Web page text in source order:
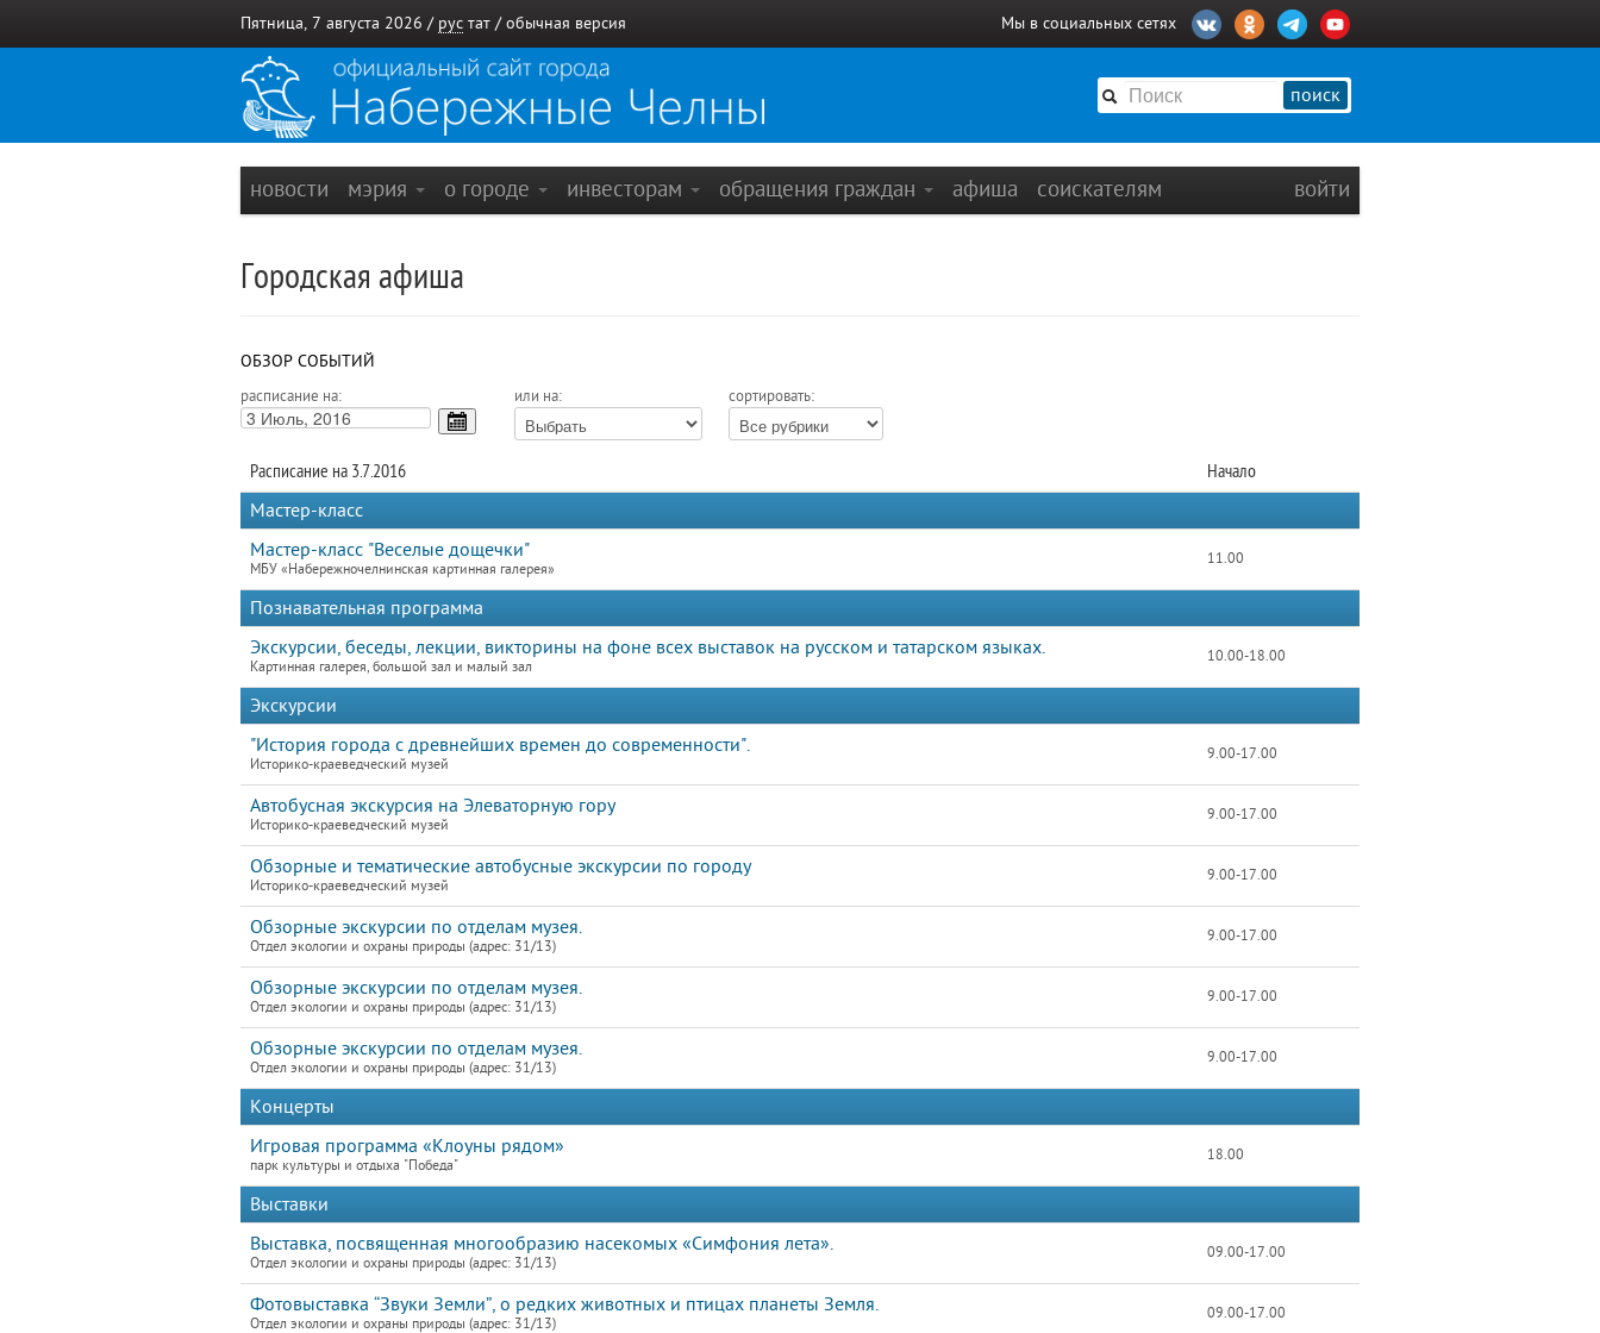
Пятница, 7 августа 2026 / рус тат / обычная версия Мы в социальных сетях
поиск
новости мэрия о городе инвесторам обращения граждан афиша соискателям войти
Городская афиша
ОБЗОР СОБЫТИЙ
расписание на: или на: сортировать:
Расписание на 3.7.2016
Начало
Мастер-класс
Мастер-класс "Веселые дощечки"
МБУ «Набережночелнинская картинная галерея»
11.00
Познавательная программа
Экскурсии, беседы, лекции, викторины на фоне всех выставок на русском и татарском языках.
Картинная галерея, большой зал и малый зал
10.00-18.00
Экскурсии
"История города с древнейших времен до современности".
Историко-краеведческий музей
9.00-17.00
Автобусная экскурсия на Элеваторную гору
Историко-краеведческий музей
9.00-17.00
Обзорные и тематические автобусные экскурсии по городу
Историко-краеведческий музей
9.00-17.00
Обзорные экскурсии по отделам музея.
Отдел экологии и охраны природы (адрес: 31/13)
9.00-17.00
Обзорные экскурсии по отделам музея.
Отдел экологии и охраны природы (адрес: 31/13)
9.00-17.00
Обзорные экскурсии по отделам музея.
Отдел экологии и охраны природы (адрес: 31/13)
9.00-17.00
Концерты
Игровая программа «Клоуны рядом»
парк культуры и отдыха "Победа"
18.00
Выставки
Выставка, посвященная многообразию насекомых «Симфония лета».
Отдел экологии и охраны природы (адрес: 31/13)
09.00-17.00
Фотовыставка “Звуки Земли”, о редких животных и птицах планеты Земля.
Отдел экологии и охраны природы (адрес: 31/13)
09.00-17.00